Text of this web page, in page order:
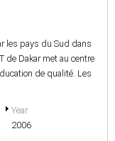
les pays du Sud dans
de Dakar met au centre
de qualité. Les
Year
2006